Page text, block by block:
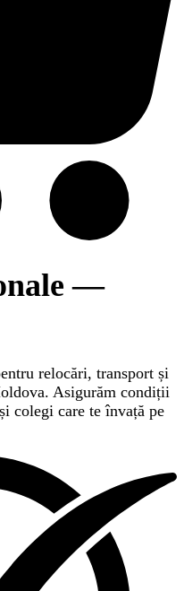
—
relocări, transport și
Asigurăm condiții
colegi care te învață pe